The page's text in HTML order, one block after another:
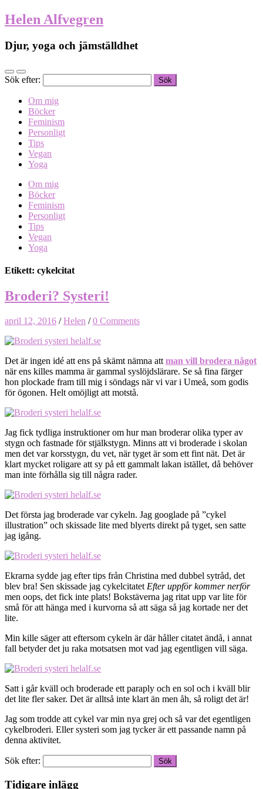
Helen Alfvegren
Djur, yoga och jämställdhet
Sök efter:
Om mig
Böcker
Feminism
Personligt
Tips
Vegan
Yoga
Om mig
Böcker
Feminism
Personligt
Tips
Vegan
Yoga
Etikett: cykelcitat
Broderi? Systeri!
april 12, 2016 /Helen /0 Comments
Det är ingen idé att ens på skämt nämna att man vill brodera något
när ens killes mamma är gammal syslöjdslärare. Se så fina färger
hon plockade fram till mig i söndags när vi var i Umeå, som godis
för ögonen. Helt omöjligt att motstå.
Jag fick tydliga instruktioner om hur man broderar olika typer av
stygn och fastnade för stjälkstygn. Minns att vi broderade i skolan
men det var korsstygn, du vet, när tyget är som ett fint nät. Det är
klart mycket roligare att sy på ett gammalt lakan istället, då behöver
man inte förhålla sig till några rader.
Det första jag broderade var cykeln. Jag googlade på ”cykel
illustration” och skissade lite med blyerts direkt på tyget, sen satte
jag igång.
Ekrarna sydde jag efter tips från Christina med dubbel sytråd, det
blev bra! Sen skissade jag cykelcitatet Efter uppför kommer nerför
men oops, det fick inte plats! Bokstäverna jag ritat upp var lite för
små för att hänga med i kurvorna så att säga så jag kortade ner det
lite.
Min kille säger att eftersom cykeln är där håller citatet ändå, i annat
fall betyder det ju raka motsatsen mot vad jag egentligen vill säga.
Satt i går kväll och broderade ett paraply och en sol och i kväll blir
det lite fler saker. Det är alltså inte klart än men åh, så roligt det är!
Jag som trodde att cykel var min nya grej och så var det egentligen
cykelbroderi. Eller systeri som jag tycker är ett passande namn på
denna aktivitet.
Sök efter:
Tidigare inlägg